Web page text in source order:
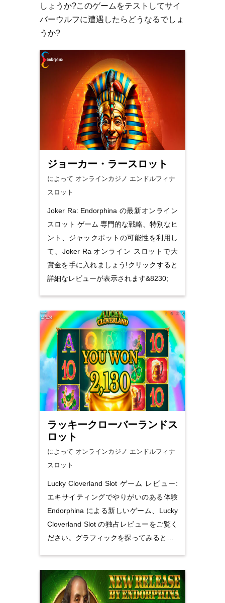
しょうか?このゲームをテストしてサイ
バーウルフに遭遇したらどうなるでしょ
うか?
ジョーカー・ラースロット
によって オンラインカジノ エンドルフィナ
スロット
Joker Ra: Endorphina の最新オンライン
スロット ゲーム 専門的な戦略、特別なヒ
ント、ジャックポットの可能性を利用し
て、Joker Ra オンライン スロットで大
賞金を手に入れましょう!クリックすると
詳細なレビューが表示されます&8230;
ラッキークローバーランドス
ロット
によって オンラインカジノ エンドルフィナ
スロット
Lucky Cloverland Slot ゲーム レビュー:
エキサイティングでやりがいのある体験
Endorphina による新しいゲーム、Lucky
Cloverland Slot の独占レビューをご覧く
ださい。グラフィックを探ってみると…